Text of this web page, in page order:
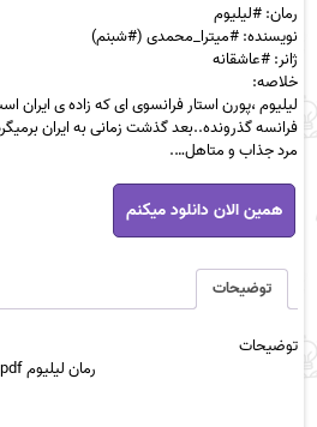
رمان: #لیلیوم
نویسنده: #میترا_محمدی (#شبنم)
ژانر: #عاشقانه
خلاصه:
فرانسه گذرونده..بعد گذشت زمانی به ایران
مرد جذاب و متاهل….
رمان
لیلیوم
pdf
همین الان دانلود میکنم
توضیحات
توضیحات
رمان لیلیوم pdf